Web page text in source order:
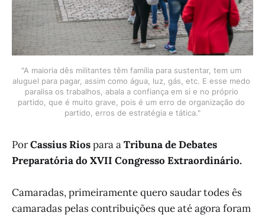
"A maioria dês militantes têm família para sustentar, tem um
aluguel para pagar, assim como água, luz, gás, etc. E esse medo
paralisa os trabalhos, abala a confiança em si e no próprio
partido, que é muito grave, pois é um erro de organização do
partido, erros de estratégia e tática."
PorCassius Riospara aTribuna de Debates
Preparatória do XVII Congresso Extraordinário.
Camaradas, primeiramente quero saudar todes ês
camaradas pelas contribuições que até agora foram